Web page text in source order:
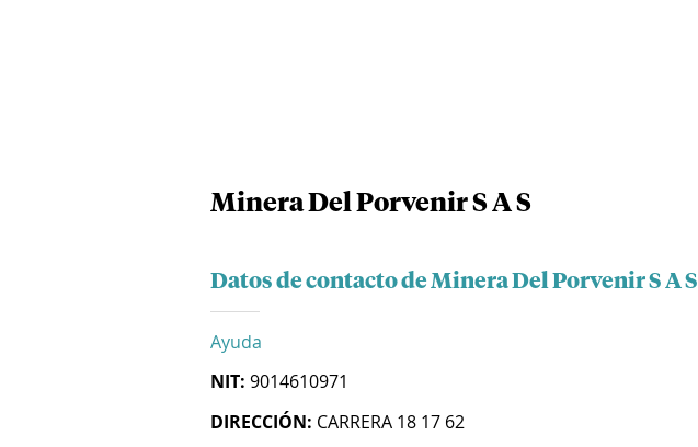
Minera Del Porvenir S A S
Datos de contacto de Minera Del Porvenir S A S
Ayuda
NIT: 9014610971
DIRECCIÓN: CARRERA 18 17 62